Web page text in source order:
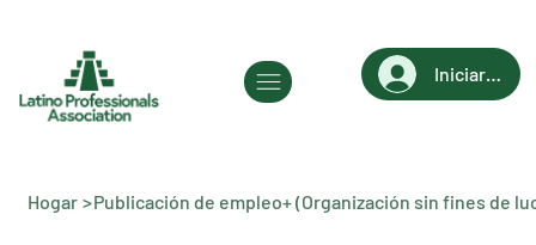
Iniciar
Hogar >Publicación de empleo+ (Organización sin fines de